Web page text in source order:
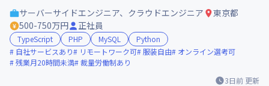
3日前 更新
サーバーサイドエンジニア、クラウドエンジニア
東京都
500-750万円
正社員
TypeScript PHP MySQL
Python
自社サービスあり
リモートワーク可 服装自由
オンライン選考可
残業月20時間未満 裁量労働制あり